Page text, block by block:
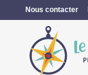
Nous contacter